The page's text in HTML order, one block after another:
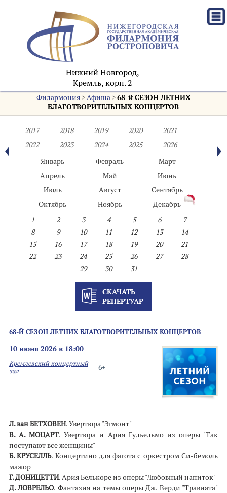
Нижний Новгород,
Кремль, корп. 2
Филармония>Афиша>68-й СЕЗОН ЛЕТНИХ
БЛАГОТВОРИТЕЛЬНЫХ КОНЦЕРТОВ
2017 2018 2019 2020
2021
2022
2023 2024 2025
2026
Январь
Февраль
Март
Апрель
Май
Июнь
Июль
Август
Сентябрь
Октябрь
Ноябрь
Декабрь
1
2 3 4 5 6
7
8
9 10 11 12 13
14
15
16 17 18 19 20
21
22
23 24 25 26 27
28
29
30 31
СКАЧАТЬ
РЕПЕРТУАР
68-Й СЕЗОН ЛЕТНИХ БЛАГОТВОРИТЕЛЬНЫХ КОНЦЕРТОВ
10 июня 2026 в 18:00
6+
Кремлевский концертный
зал
Л. ван БЕТХОВЕН. Увертюра "Эгмонт"
В. А. МОЦАРТ. Увертюра и Ария Гульельмо из оперы "Так
поступают все женщины"
Б. КРУСЕЛЛЬ. Концертино для фагота с оркестром Си-бемоль
мажор
Г. ДОНИЦЕТТИ. Ария Белькоре из оперы "Любовный напиток"
Д. ЛОВРЕЛЬО. Фантазия на темы оперы Дж. Верди "Травиата"